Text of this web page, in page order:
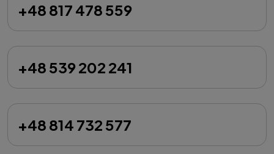
+48 817 478 559
+48 539 202 241
+48 814 732 577